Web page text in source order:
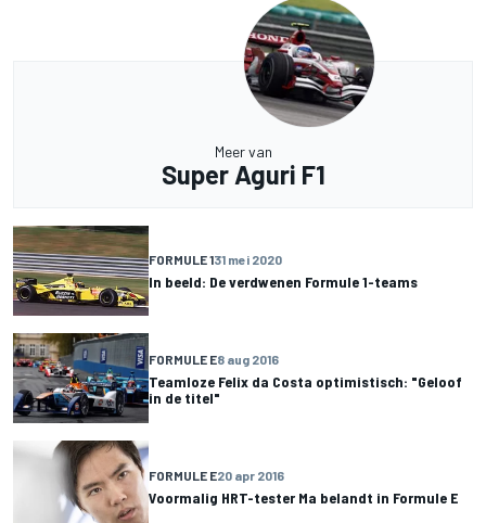
Meer van
Super Aguri F1
FORMULE 131 mei 2020
In beeld: De verdwenen Formule 1-teams
FORMULE E8 aug 2016
Teamloze Felix da Costa optimistisch: "Geloof
in de titel"
FORMULE E20 apr 2016
Voormalig HRT-tester Ma belandt in Formule E